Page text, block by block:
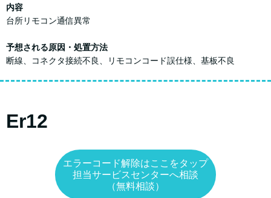
内容
台所リモコン通信異常
予想される原因・処置方法
断線、コネクタ接続不良、リモコンコード誤仕様、基板不良
Er12
エラーコード解除はここをタップ
担当サービスセンターへ相談
（無料相談）